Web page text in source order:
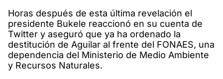
Horas después de esta última revelación el
presidente Bukele reaccionó en su cuenta de
Twitter y aseguró que ya ha ordenado la
destitución de Aguilar al frente del FONAES, una
dependencia del Ministerio de Medio Ambiente
y Recursos Naturales.